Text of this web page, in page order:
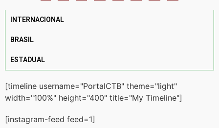
INTERNACIONAL
BRASIL
ESTADUAL
[timeline username="PortalCTB" theme="light"
width="100%" height="400" title="My Timeline"]
[instagram-feed feed=1]